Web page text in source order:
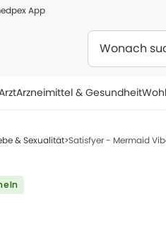
App
Arzneimittel & Gesundheit
& Sexualität Satisfyer - Mermaid